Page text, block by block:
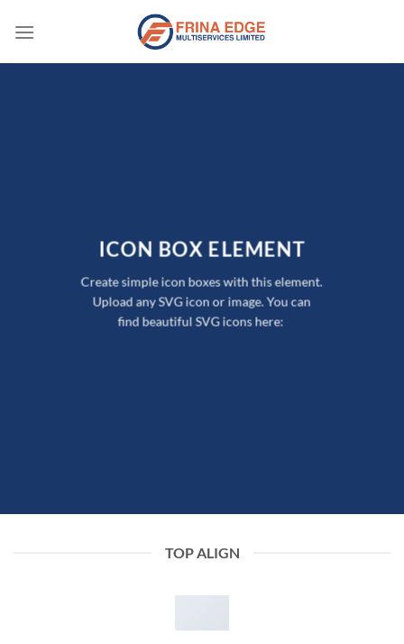
ICON BOX ELEMENT
Create simple icon boxes with this element.
Upload any SVG icon or image. You can
find beautiful SVG icons here:
TOP ALIGN